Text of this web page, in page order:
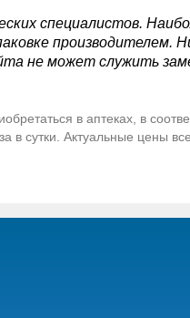
специалистов.
производителем.
не может служить
в аптеках, в
в сутки. Актуальные цены